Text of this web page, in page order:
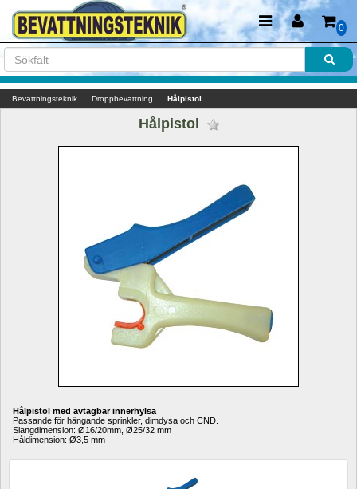
0
Bevattningsteknik Droppbevattning Hålpistol
Hålpistol
Hålpistol med avtagbar innerhylsa
Passande för hängande sprinkler, dimdysa och CND.
Slangdimension: Ø16/20mm, Ø25/32 mm
Håldimension: Ø3,5 mm